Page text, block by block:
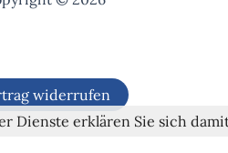
widerrufen
erklären Sie sich